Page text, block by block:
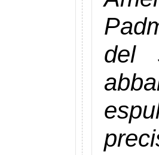
del